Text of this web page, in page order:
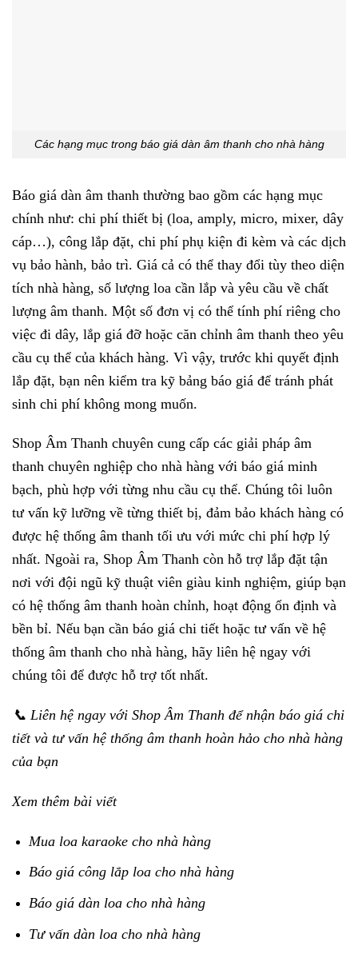
Các hạng mục trong báo giá dàn âm thanh cho nhà hàng
Báo giá dàn âm thanh thường bao gồm các hạng mục
chính như: chi phí thiết bị (loa, amply, micro, mixer, dây
cáp…), công lắp đặt, chi phí phụ kiện đi kèm và các dịch
vụ bảo hành, bảo trì. Giá cả có thể thay đổi tùy theo diện
tích nhà hàng, số lượng loa cần lắp và yêu cầu về chất
lượng âm thanh. Một số đơn vị có thể tính phí riêng cho
việc đi dây, lắp giá đỡ hoặc căn chỉnh âm thanh theo yêu
cầu cụ thể của khách hàng. Vì vậy, trước khi quyết định
lắp đặt, bạn nên kiểm tra kỹ bảng báo giá để tránh phát
sinh chi phí không mong muốn.
Shop Âm Thanh chuyên cung cấp các giải pháp âm
thanh chuyên nghiệp cho nhà hàng với báo giá minh
bạch, phù hợp với từng nhu cầu cụ thể. Chúng tôi luôn
tư vấn kỹ lưỡng về từng thiết bị, đảm bảo khách hàng có
được hệ thống âm thanh tối ưu với mức chi phí hợp lý
nhất. Ngoài ra, Shop Âm Thanh còn hỗ trợ lắp đặt tận
nơi với đội ngũ kỹ thuật viên giàu kinh nghiệm, giúp bạn
có hệ thống âm thanh hoàn chỉnh, hoạt động ổn định và
bền bỉ. Nếu bạn cần báo giá chi tiết hoặc tư vấn về hệ
thống âm thanh cho nhà hàng, hãy liên hệ ngay với
chúng tôi để được hỗ trợ tốt nhất.
📞 Liên hệ ngay với Shop Âm Thanh để nhận báo giá chi
tiết và tư vấn hệ thống âm thanh hoàn hảo cho nhà hàng
của bạn
Xem thêm bài viết
Mua loa karaoke cho nhà hàng
Báo giá công lắp loa cho nhà hàng
Báo giá dàn loa cho nhà hàng
Tư vấn dàn loa cho nhà hàng